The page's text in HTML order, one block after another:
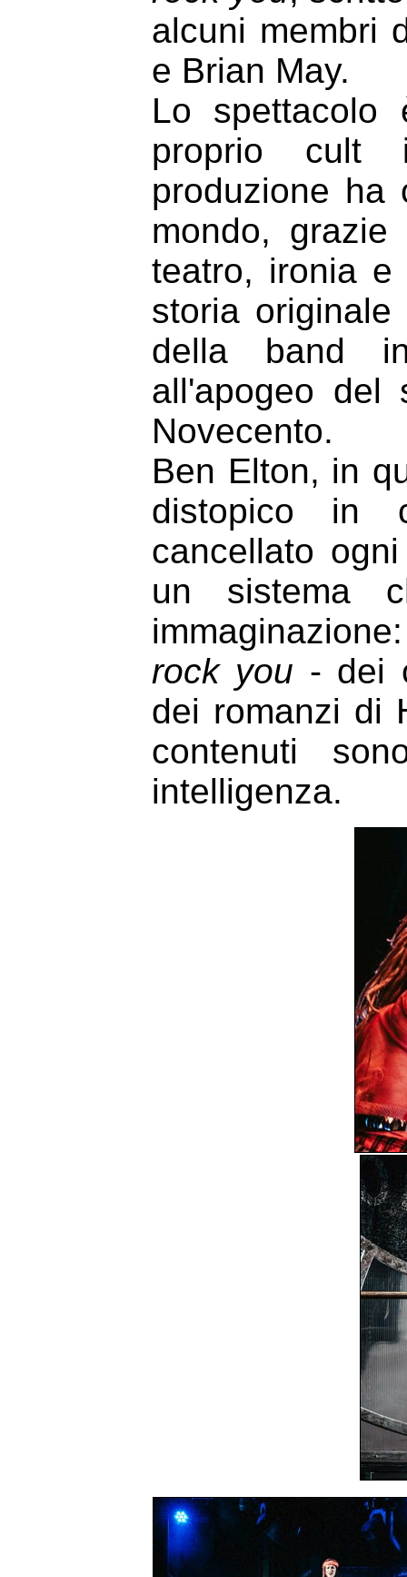
alcuni membri
e Brian May.
Lo
proprio cult
produzione ha
mondo,
teatro, ironia e
storia
della band
all'apogeo del
Novecento.
Ben Elton, in
distopico
in
cancellato
un sistema
rock you - dei
dei romanzi di
contenuti
intelligenza.